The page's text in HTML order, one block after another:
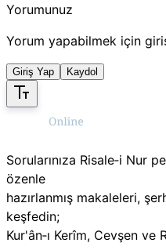
Yorumunuz
Yorum yapabilmek için giriş
Giriş Yap Kaydol
Sorularınıza Risale‑i Nur
özenle
hazırlanmış makaleleri,
keşfedin;
Kur'ân‑ı Kerîm, Cevşen ve